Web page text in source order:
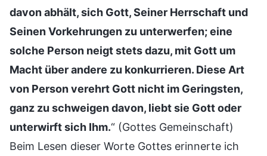
davon abhält, sich Gott, Seiner Herrschaft und
Seinen Vorkehrungen zu unterwerfen; eine
solche Person neigt stets dazu, mit Gott um
Macht über andere zu konkurrieren. Diese Art
von Person verehrt Gott nicht im Geringsten,
ganz zu schweigen davon, liebt sie Gott oder
unterwirft sich Ihm.“ (Gottes Gemeinschaft)
Beim Lesen dieser Worte Gottes erinnerte ich